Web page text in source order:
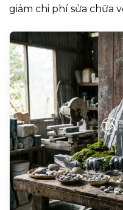
giảm chi phí sửa chữa